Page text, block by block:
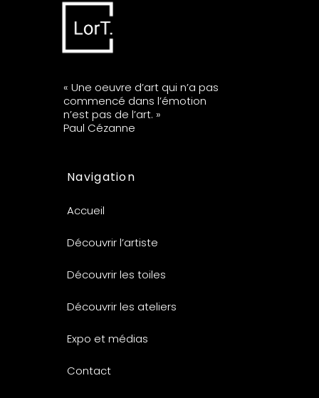
« Une oeuvre d’art qui n’a pas
commencé dans l’émotion
n’est pas de l’art. »
Paul Cézanne
Navigation
Accueil
Découvrir l’artiste
Découvrir les toiles
Découvrir les ateliers
Expo et médias
Contact